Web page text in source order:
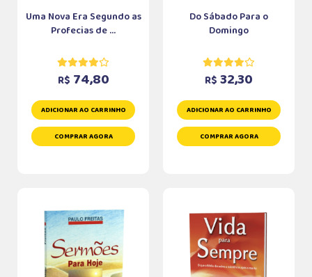
Uma Nova Era Segundo as
Profecias de ...
R$ 74,80
ADICIONAR AO CARRINHO
COMPRAR AGORA
Do Sábado Para o
Domingo
R$ 32,30
ADICIONAR AO CARRINHO
COMPRAR AGORA